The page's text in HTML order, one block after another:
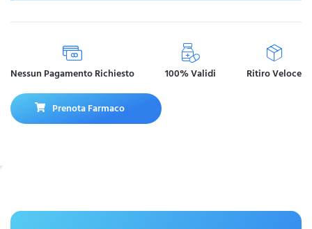
Nessun Pagamento Richiesto 100% Validi Ritiro Veloce
Prenota Farmaco